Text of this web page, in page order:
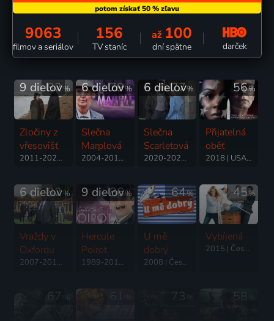
9063
filmov a seriálov
156
TV staníc
až 100
dní spätne darček
82%
9 dielov
Zločiny z
vřesovišť
2011-2025 | Veľká Británia | Krimi, Dráma, Mysteriózny
79%
6 dielov
Slečna
Marplová
2004-2013 | Veľká Británia | Krimi, Dráma, Mysteriózny, Poviedkový, Vojnový
77%
6 dielov
Slečna
Scarletová
2020-2022 | USA | Krimi, Dráma, Thriller
56%
Přijatelná
oběť
2018 | USA | Thriller, Dráma, Mysteriózny
82%
6 dielov
Vraždy v
Oxfordu
2007-2016 | Veľká Británia | Krimi, Dráma, Mysteriózny
86%
9 dielov
Hercule
Poirot
1989-2014 | Veľká Británia | Thriller, Dráma, Krimi, Mysteriózny, Rodinný
64%
U mě
dobrý
2008 | Česká republika | Komédia
45%
Vybíjená
2015 | Česká republika | Komédia, Dráma
67 61 73 58